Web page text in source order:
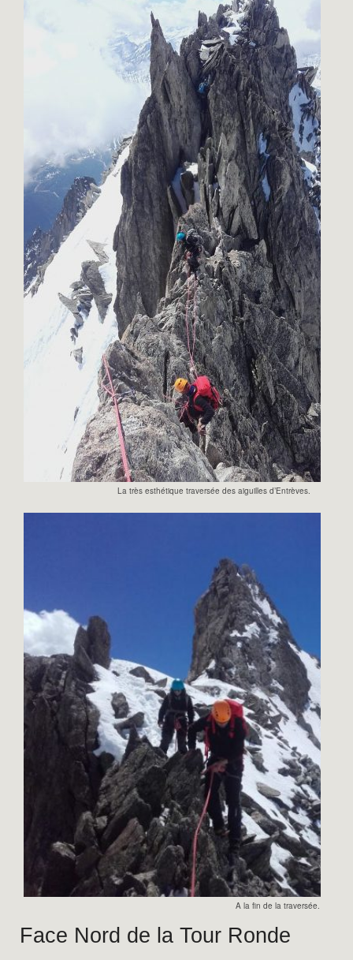
La très esthétique traversée des aiguilles d’Entrèves.
A la fin de la traversée.
Face Nord de la Tour Ronde